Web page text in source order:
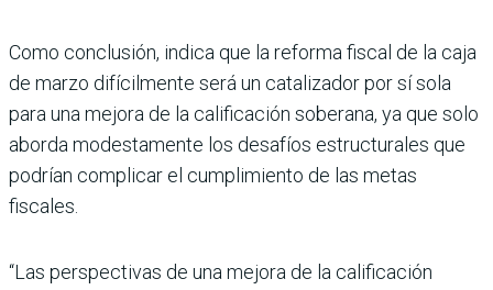
Como conclusión, indica que la reforma fiscal de la caja
de marzo difícilmente será un catalizador por sí sola
para una mejora de la calificación soberana, ya que solo
aborda modestamente los desafíos estructurales que
podrían complicar el cumplimiento de las metas
fiscales.
“Las perspectivas de una mejora de la calificación